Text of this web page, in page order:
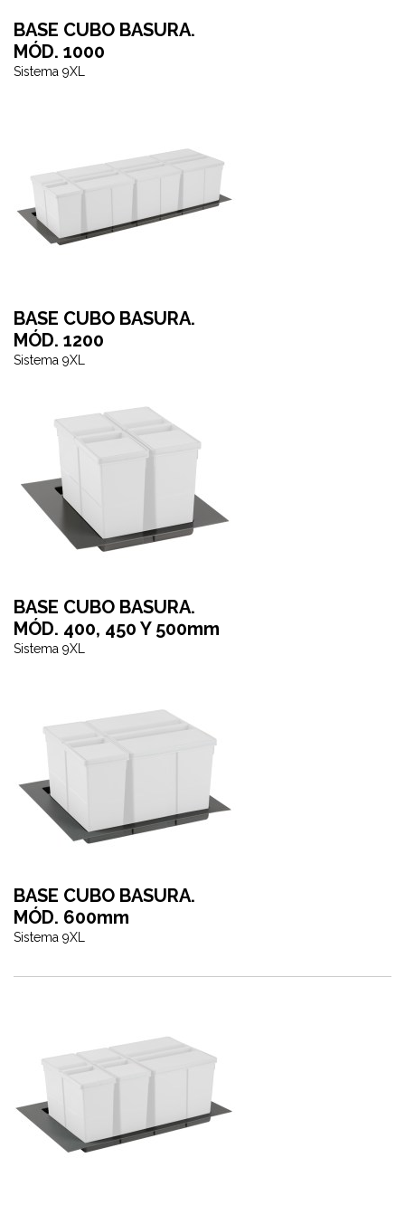
BASE CUBO BASURA.
MÓD. 1000
Sistema 9XL
BASE CUBO BASURA.
MÓD. 1200
Sistema 9XL
BASE CUBO BASURA.
MÓD. 400, 450 Y 500mm
Sistema 9XL
BASE CUBO BASURA.
MÓD. 600mm
Sistema 9XL